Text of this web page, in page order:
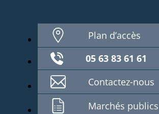
Plan d’accès
05 63 83 61 61
Contactez-nous
Marchés publics